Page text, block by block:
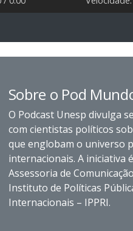
Sobre o Pod
O Podcast Unesp divulga
com cientistas políticos
que englobam o universo
internacionais. A iniciativa
Assessoria de
Instituto de Políticas
Internacionais – IPPRI.